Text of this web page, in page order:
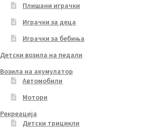
Плишани играчки
Играчки за деца
Играчки за бебиња
Детски возила на педали
Возила на акумулатор
Автомобили
Мотори
Рекреација
Детски трицикли